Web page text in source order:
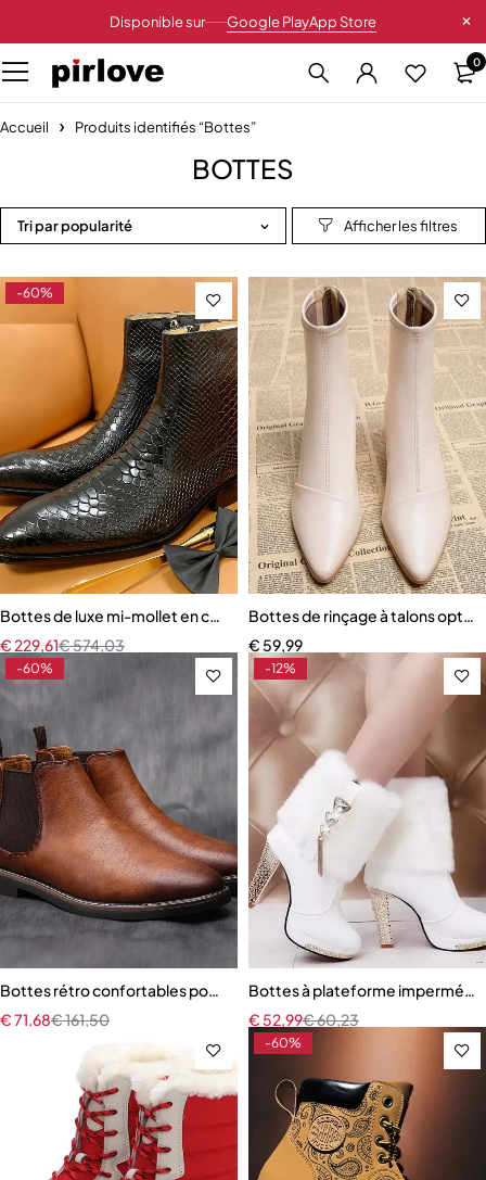
Disponible sur Google PlayApp Store
0
Accueil Produits identifiés “Bottes”
BOTTES
Tri par popularité
-60%
Bottes de luxe mi-mollet en cuir pour hommes
€574,03
€229,61
Bottes de rinçage à talons
€ 59,99
-60%
Bottes rétro confortables pour hommes
€161,50
€71,68
-12%
Bottes à plateforme
€60,23
€ 52,99
-60%